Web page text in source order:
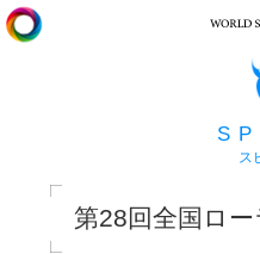
ス
第28回全国ロ